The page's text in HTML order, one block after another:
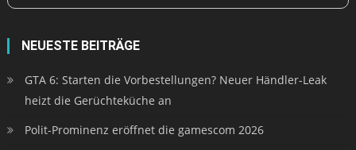
NEUESTE BEITRÄGE
GTA 6: Starten die Vorbestellungen? Neuer Händler-Leak
heizt die Gerüchteküche an
Polit-Prominenz eröffnet die gamescom 2026